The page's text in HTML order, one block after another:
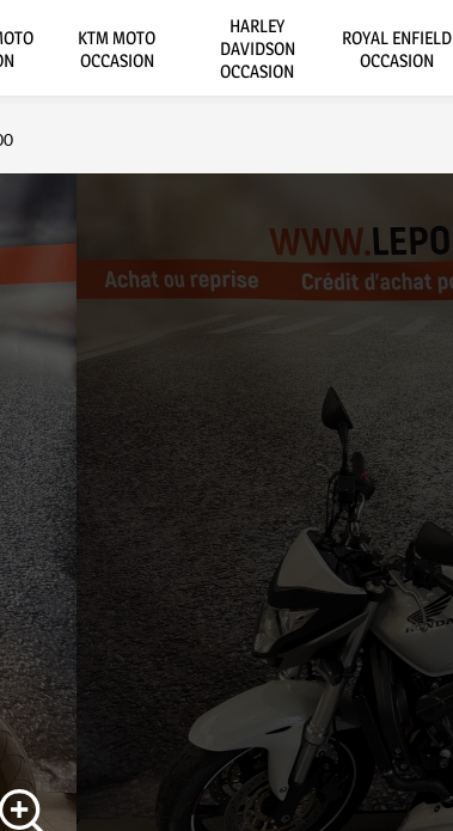
KTM MOTO
OCCASION
HARLEY
DAVIDSON
OCCASION
ROYAL ENFIELD
OCCASION